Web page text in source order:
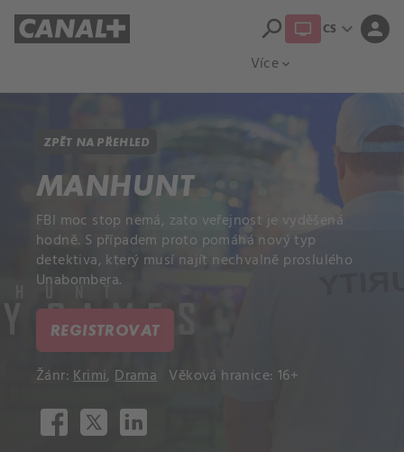
Více expand_more
search CS expand_more person
ZPĚT NA PŘEHLED
MANHUNT
FBI moc stop nemá, zato veřejnost je vyděšená
hodně. S případem proto pomáhá nový typ
detektiva, který musí najít nechvalně proslulého
Unabombera.
REGISTROVAT
Žánr:Krimi,Drama Věková hranice: 16+